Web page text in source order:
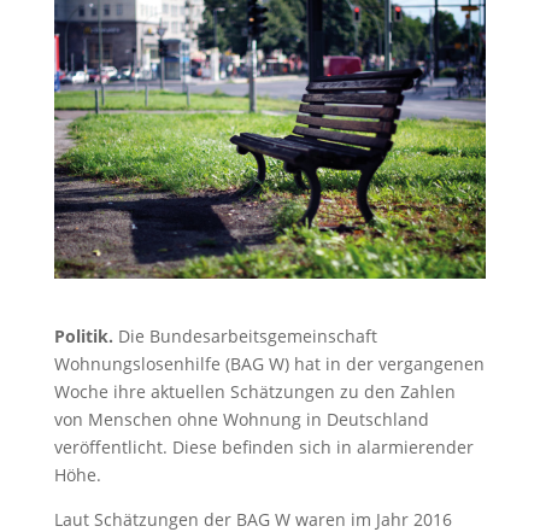
Politik. Die Bundesarbeitsgemeinschaft
Wohnungslosenhilfe (BAG W) hat in der vergangenen
Woche ihre aktuellen Schätzungen zu den Zahlen
von Menschen ohne Wohnung in Deutschland
veröffentlicht. Diese befinden sich in alarmierender
Höhe.
Laut Schätzungen der BAG W waren im Jahr 2016